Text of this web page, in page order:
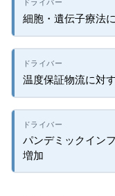
細胞・遺伝子療法
温度保証物流に対
パンデミックイン
増加